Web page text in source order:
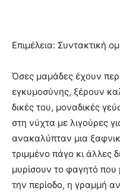
Επιμέλεια: Συντακτική
Όσες μαμάδες έχουν
εγκυμοσύνης, ξέρουν
δικές του, μοναδικές
στη νύχτα με λιγούρες
ανακαλύπταν μια
τριμμένο πάγο κι άλλες
μυρίσουν το φαγητό που
την περίοδο, η γραμμή